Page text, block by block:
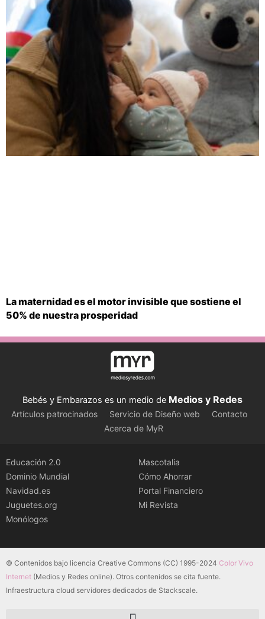
La maternidad es el motor invisible que sostiene el
50% de nuestra prosperidad
Bebés y Embarazos es un medio de Medios y Redes
Artículos patrocinados Servicio de Diseño web
Contacto
Acerca de MyR
Educación 2.0
Dominio Mundial
Navidad.es
Juguetes.org
Monólogos
Mascotalia
Cómo Ahorrar
Portal Financiero
Mi Revista
© Contenidos bajo licencia Creative Commons (CC) 1995-2024 Color Vivo
Internet (Medios y Redes online). Otros contenidos se cita fuente.
Infraestructura cloud servidores dedicados de Stackscale.